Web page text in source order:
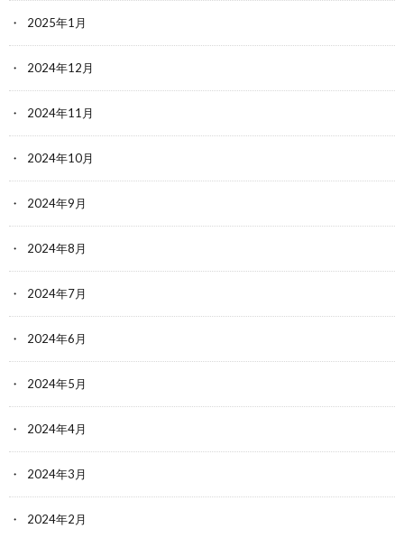
2025年1月
2024年12月
2024年11月
2024年10月
2024年9月
2024年8月
2024年7月
2024年6月
2024年5月
2024年4月
2024年3月
2024年2月